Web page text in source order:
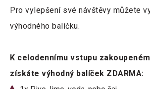
Pro vylepšení své návštěvy můžete
výhodného balíčku.
K celodennímu vstupu
získáte výhodný balíček ZDARMA: